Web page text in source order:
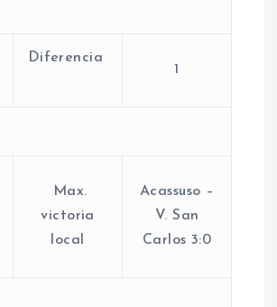
Diferencia
1
Max.
victoria
local
Acassuso –
V. San
Carlos 3:0